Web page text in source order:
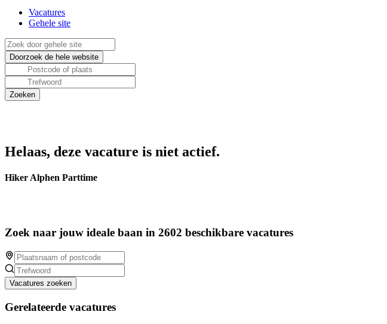
Vacatures
Gehele site
Helaas, deze vacature is niet actief.
Hiker Alphen Parttime
Zoek naar jouw ideale baan in 2602 beschikbare vacatures
Vacatures zoeken
Gerelateerde vacatures